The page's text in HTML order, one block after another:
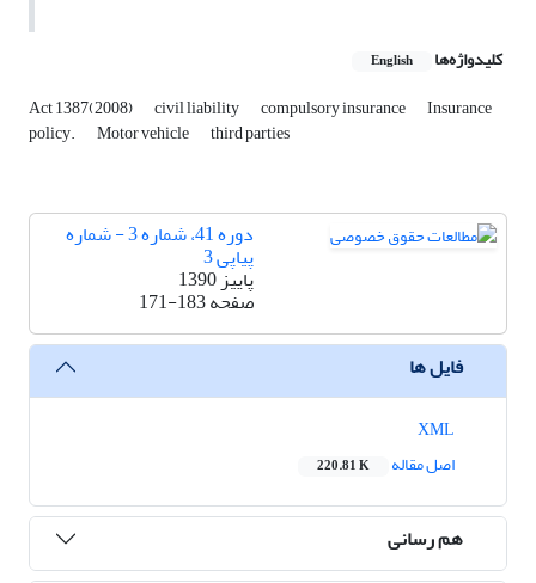
کلیدواژه‌ها English
Act 1387(2008) civil liability compulsory insurance Insurance
policy. Motor vehicle third parties
دوره 41، شماره 3 - شماره
پیاپی 3
پاییز 1390
صفحه171-183
فایل ها
اصل مقاله
220.81 K
هم رسانی